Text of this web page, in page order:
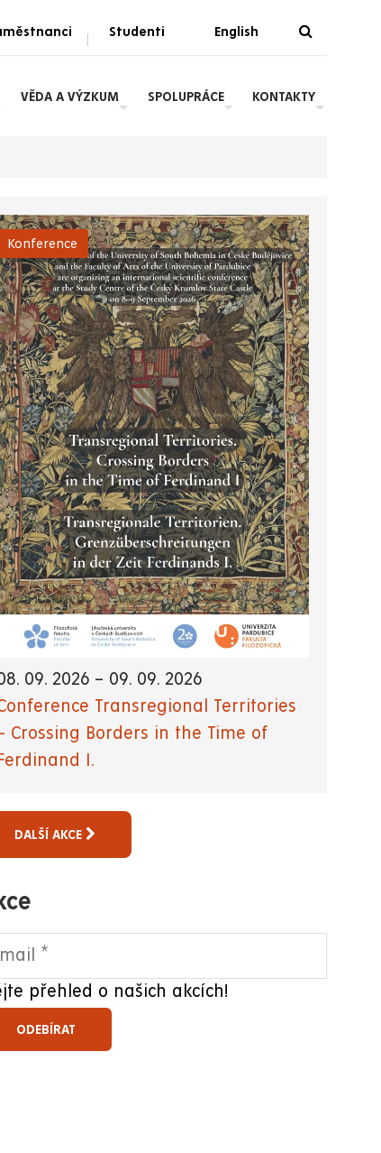
| Studenti English
VĚDA A VÝZKUM SPOLUPRÁCE KONTAKTY
Konference
09. 2026 – 09. 09. 2026
Transregional Territories
Crossing Borders in the Time of
Ferdinand I.
DALŠÍ AKCE
přehled o našich akcích!